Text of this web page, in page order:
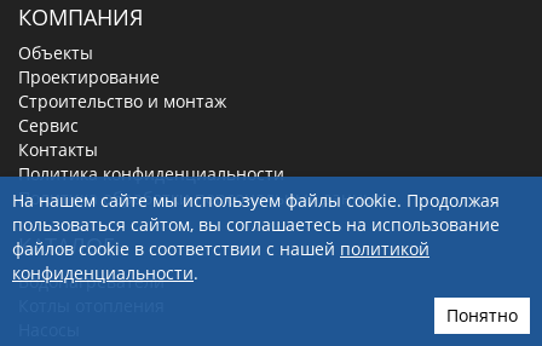
КОМПАНИЯ
Объекты
Проектирование
Строительство и монтаж
Сервис
Контакты
Политика конфиденциальности
Политика обработки персональных данных
КАТАЛОГ
Водонагреватели
На нашем сайте мы используем файлы cookie. Продолжая
пользоваться сайтом, вы соглашаетесь на использование
файлов cookie в соответствии с нашей политикой
конфиденциальности.
Понятно